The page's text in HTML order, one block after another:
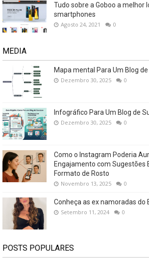
Tudo sobre a Goboo a melhor
smartphones
Agosto 24, 2021 0
MEDIA
Mapa mental Para Um Blog
Dezembro 30, 2025 0
Infográfico Para Um Blog de
Dezembro 30, 2025 0
Como o Instagram Poderia
Engajamento com Sugestões
Formato de Rosto
Novembro 13, 2025 0
Conheça as ex namoradas do
Setembro 11, 2024 0
POSTS POPULARES